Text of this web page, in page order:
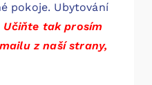
pokoje. Ubytování
Učiňte tak prosím
z naší strany,